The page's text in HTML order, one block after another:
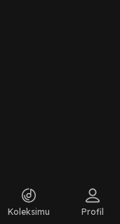
Koleksimu Profil